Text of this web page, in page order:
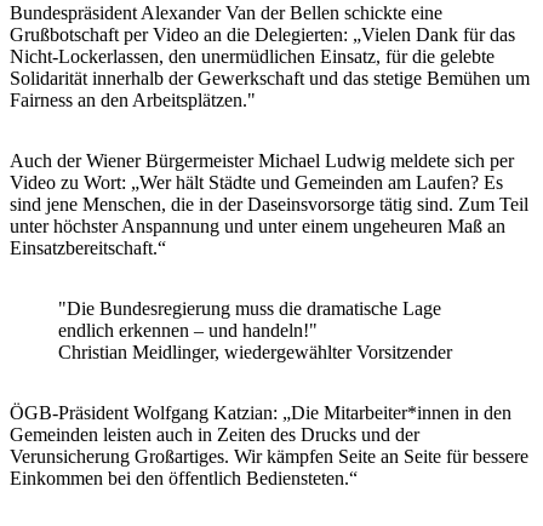
Bundespräsident Alexander Van der Bellen schickte eine
Grußbotschaft per Video an die Delegierten: „Vielen Dank für das
Nicht-Lockerlassen, den unermüdlichen Einsatz, für die gelebte
Solidarität innerhalb der Gewerkschaft und das stetige Bemühen um
Fairness an den Arbeitsplätzen."
Auch der Wiener Bürgermeister Michael Ludwig meldete sich per
Video zu Wort: „Wer hält Städte und Gemeinden am Laufen? Es
sind jene Menschen, die in der Daseinsvorsorge tätig sind. Zum Teil
unter höchster Anspannung und unter einem ungeheuren Maß an
Einsatzbereitschaft.“
"Die Bundesregierung muss die dramatische Lage
endlich erkennen – und handeln!"
Christian Meidlinger, wiedergewählter Vorsitzender
ÖGB-Präsident Wolfgang Katzian: „Die Mitarbeiter*innen in den
Gemeinden leisten auch in Zeiten des Drucks und der
Verunsicherung Großartiges. Wir kämpfen Seite an Seite für bessere
Einkommen bei den öffentlich Bediensteten.“